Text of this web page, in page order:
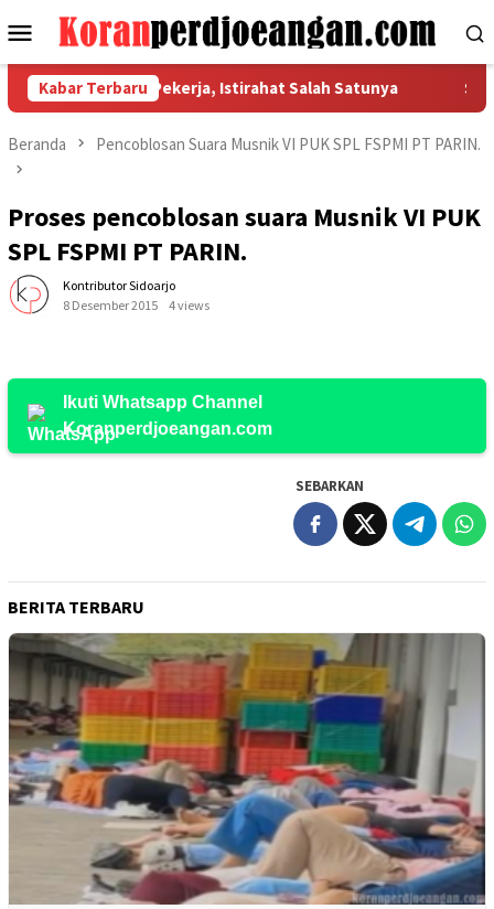
ke
Menu
Mobile
Kabar Terbaru
Hak Dasar Pekerja, Istirahat Salah Satunya
Beranda Pencoblosan Suara Musnik VI PUK SPL FSPMI PT PARIN.
Proses pencoblosan suara Musnik VI PUK
SPL FSPMI PT PARIN.
Kontributor Sidoarjo
8 Desember 2015
4 views
Ikuti Whatsapp Channel
Koranperdjoeangan.com
SEBARKAN
BERITA TERBARU